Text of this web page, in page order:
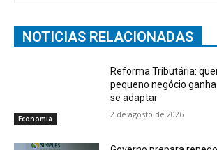
NOTICIAS RELACIONADAS
Economia
Reforma Tributária:
pequeno negócio
se adaptar
2 de agosto de 2026